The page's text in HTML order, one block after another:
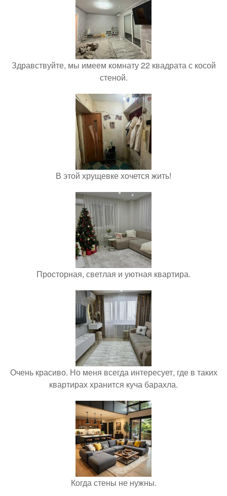
Здравствуйте, мы имеем комнату 22 квадрата с косой
стеной.
В этой хрущевке хочется жить!
Просторная, светлая и уютная квартира.
Очень красиво. Но меня всегда интересует, где в таких
квартирах хранится куча барахла.
Когда стены не нужны.